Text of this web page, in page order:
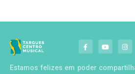
Estamos felizes em poder